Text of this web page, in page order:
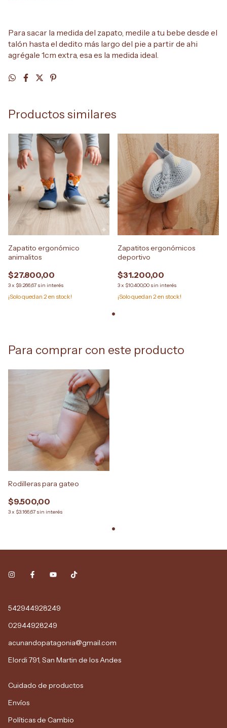
Para sacar la medida del zapato, medile a tu bebe desde el
talón hasta el dedito más largo del pie a partir de ahi
agrégale 1cm extra, esa es la medida ideal.
Productos similares
Zapatito ergonómico
animalitos
$27.800,00
3x $9.266,67 sin interés
¡Solo quedan 2en stock!
Zapatitos ergonómicos
deportivo
$31.200,00
3x $10.400,00 sin interés
¡Solo quedan 2en stock!
Para comprar con este producto
Rodilleras para gateo
$9.500,00
3x $3.166,67 sin interés
542944928249
02944928249
acunandopatagonia@gmail.com
Elordi 791, San Martin de los Andes
Cuidado de productos
Envíos
Políticas de Cambio